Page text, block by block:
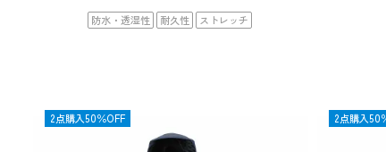
防水・透湿性 耐久性 ストレッチ
OUTLET
2点購入50％OFF OUTLET
2点購入50